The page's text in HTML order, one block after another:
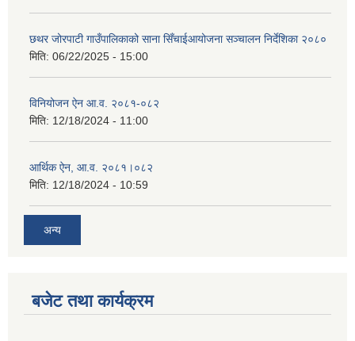
छथर जोरपाटी गाउँपालिकाको साना सिँचाईआयोजना सञ्चालन निर्देशिका २०८०
मिति: 06/22/2025 - 15:00
विनियोजन ऐन आ.व. २०८१-०८२
मिति: 12/18/2024 - 11:00
आर्थिक ऐन, आ.व. २०८१।०८२
मिति: 12/18/2024 - 10:59
अन्य
बजेट तथा कार्यक्रम